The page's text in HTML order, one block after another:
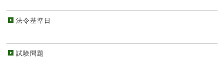
法令基準日
試験問題